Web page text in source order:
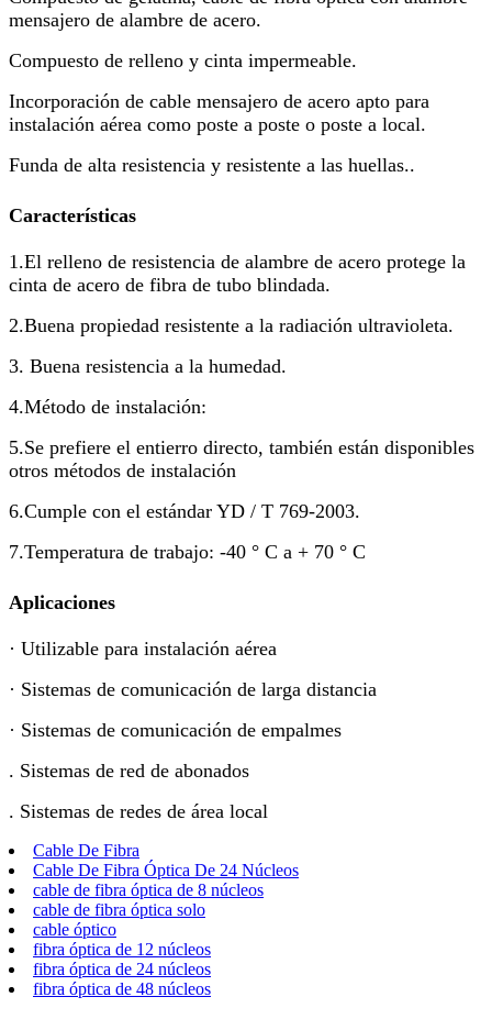
mensajero de alambre de acero.
Compuesto de relleno y cinta impermeable.
Incorporación de cable mensajero de acero apto para
instalación aérea como poste a poste o poste a local.
Funda de alta resistencia y resistente a las huellas..
Características
1.El relleno de resistencia de alambre de acero protege la
cinta de acero de fibra de tubo blindada.
2.Buena propiedad resistente a la radiación ultravioleta.
3. Buena resistencia a la humedad.
4.Método de instalación:
5.Se prefiere el entierro directo, también están disponibles
otros métodos de instalación
6.Cumple con el estándar YD / T 769-2003.
7.Temperatura de trabajo: -40 ° C a + 70 ° C
Aplicaciones
· Utilizable para instalación aérea
· Sistemas de comunicación de larga distancia
· Sistemas de comunicación de empalmes
. Sistemas de red de abonados
. Sistemas de redes de área local
Cable De Fibra
Cable De Fibra Óptica De 24 Núcleos
cable de fibra óptica de 8 núcleos
cable de fibra óptica solo
cable óptico
fibra óptica de 12 núcleos
fibra óptica de 24 núcleos
fibra óptica de 48 núcleos